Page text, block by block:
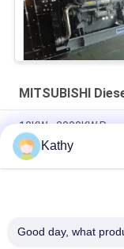
MITSUBISHI
10KW - 2000KW
Alternator
1650KW
Genset Diesel
Kathy
Good day, what